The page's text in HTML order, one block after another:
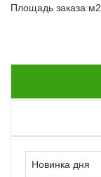
Площадь заказа м2
Новинка дня